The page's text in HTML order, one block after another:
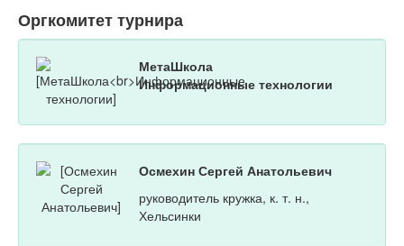
Оргкомитет турнира
МетаШкола
Информационные технологии
Осмехин Сергей Анатольевич
руководитель кружка, к. т. н.,
Хельсинки